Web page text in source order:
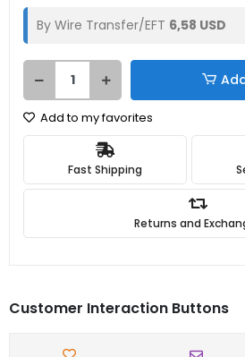
By Wire Transfer/EFT 6,58 USD
Add to my favorites
Fast Shipping
Returns and
Customer Interaction Buttons